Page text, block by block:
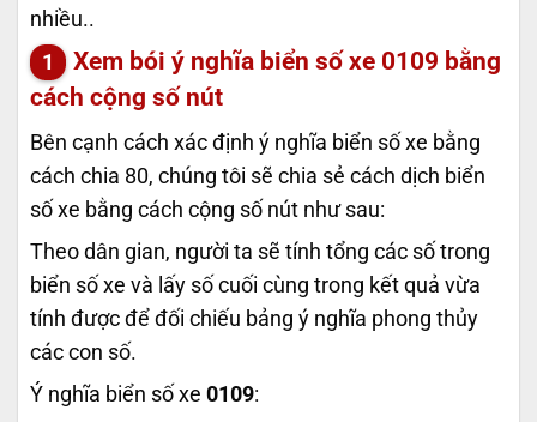
nhiều..
Xem bói ý nghĩa biển số xe 0109 bằng
cách cộng số nút
Bên cạnh cách xác định ý nghĩa biển số xe bằng
cách chia 80, chúng tôi sẽ chia sẻ cách dịch biển
số xe bằng cách cộng số nút như sau:
Theo dân gian, người ta sẽ tính tổng các số trong
biển số xe và lấy số cuối cùng trong kết quả vừa
tính được để đối chiếu bảng ý nghĩa phong thủy
các con số.
Ý nghĩa biển số xe 0109: